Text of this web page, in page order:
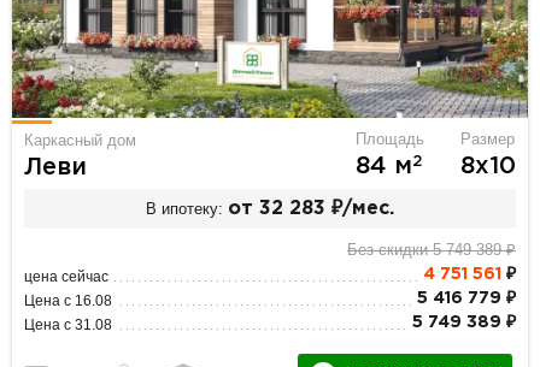
Каркасный дом
Леви
Площадь
84 м2
Размер
8х10
В ипотеку: от 32 283 ₽/мес.
Без скидки 5 749 389 ₽
цена сейчас 4 751 561 ₽
Цена с 16.08 5 416 779 ₽
Цена с 31.08 5 749 389 ₽